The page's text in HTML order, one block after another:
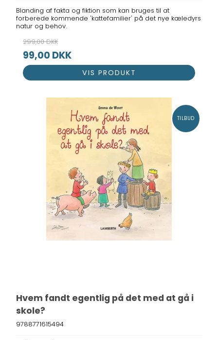
Blanding af fakta og fiktion som kan bruges til at
forberede kommende 'kattefamilier' på det nye kæledyrs
natur og behov.
299,00 DKK
99,00 DKK
VIS PRODUKT
TILBUD
Hvem fandt egentlig på det med at gå i
skole?
9788771615494